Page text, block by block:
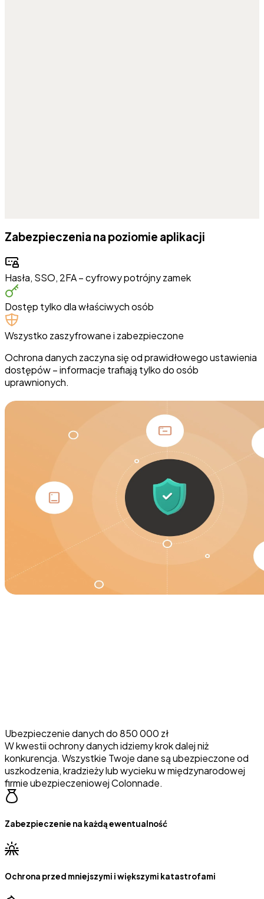
Zabezpieczenia na poziomie aplikacji
Hasła, SSO, 2FA – cyfrowy potrójny zamek
Dostęp tylko dla właściwych osób
Wszystko zaszyfrowane i zabezpieczone
Ochrona danych zaczyna się od prawidłowego ustawienia
dostępów – informacje trafiają tylko do osób
uprawnionych.
Ubezpieczenie danych do 850 000 zł
W kwestii ochrony danych idziemy krok dalej niż
konkurencja. Wszystkie Twoje dane są ubezpieczone od
uszkodzenia, kradzieży lub wycieku w międzynarodowej
firmie ubezpieczeniowej Colonnade.
Zabezpieczenie na każdą ewentualność
Ochrona przed mniejszymi i większymi katastrofami